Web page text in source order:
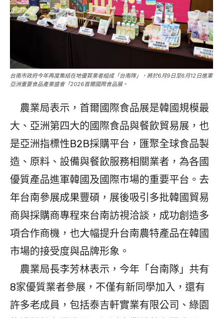
台南市政府今年再度集結在地優質業者組成「台南隊」，將於6月9日至6月12日進軍
亞洲重要食品產業盛會「2026首爾國際食品展。
農業局表示，首爾國際食品展是韓國規模最
大、亞洲第四大的國際食品與餐飲貿易展，也
是亞洲指標性B2B採購平台，匯聚全球食品製
造、原料、設備與餐飲服務相關業者，為各國
優質產品進軍韓國及國際市場的重要平台。去
年台南參展成果豐碩，展後吸引多批韓國貿易
商與採購商專程來台南訪視洽談，成功創造多
項合作商機，也大幅提升台南農特產品在韓國
市場的接受度與品牌形象。
農業局長李芳林表示，今年「台南隊」共有
8家優質業者參展，不僅有新同學加入，還有
許多老成員，包括泰吉軒實業有限公司、綠園